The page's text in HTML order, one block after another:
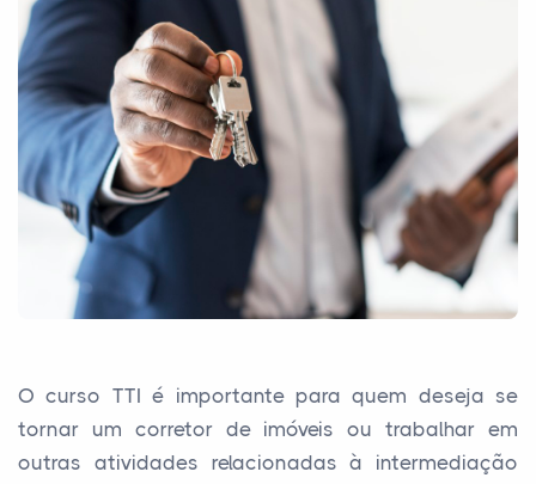
O curso TTI é importante para quem deseja se
tornar um corretor de imóveis ou trabalhar em
outras atividades relacionadas à intermediação